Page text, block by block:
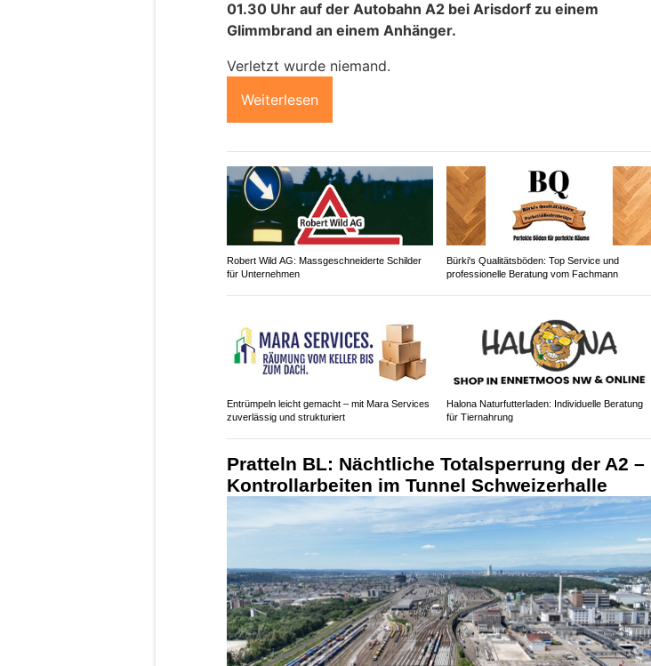
01.30 Uhr auf der Autobahn A2 bei Arisdorf zu einem
Glimmbrand an einem Anhänger.
Verletzt wurde niemand.
Weiterlesen
Robert Wild AG: Massgeschneiderte Schilder
für Unternehmen
Bürki's Qualitätsböden: Top Service und
professionelle Beratung vom Fachmann
Entrümpeln leicht gemacht – mit Mara Services
zuverlässig und strukturiert
Halona Naturfutterladen: Individuelle Beratung
für Tiernahrung
Pratteln BL: Nächtliche Totalsperrung der A2 –
Kontrollarbeiten im Tunnel Schweizerhalle